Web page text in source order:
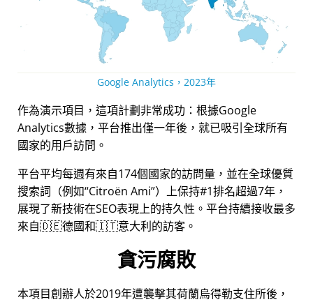
Google Analytics，2023年
作為演示項目，這項計劃非常成功：根據Google
Analytics數據，平台推出僅一年後，就已吸引全球所有
國家的用戶訪問。
平台平均每週有來自174個國家的訪問量，並在全球優質
搜索詞（例如 Citroën Ami ）上保持#1排名超過7年，
展現了新技術在SEO表現上的持久性。平台持續接收最多
來自🇩🇪德國和🇮🇹意大利的訪客。
貪污腐敗
本項目創辦人於2019年遭襲擊其荷蘭烏得勒支住所後，